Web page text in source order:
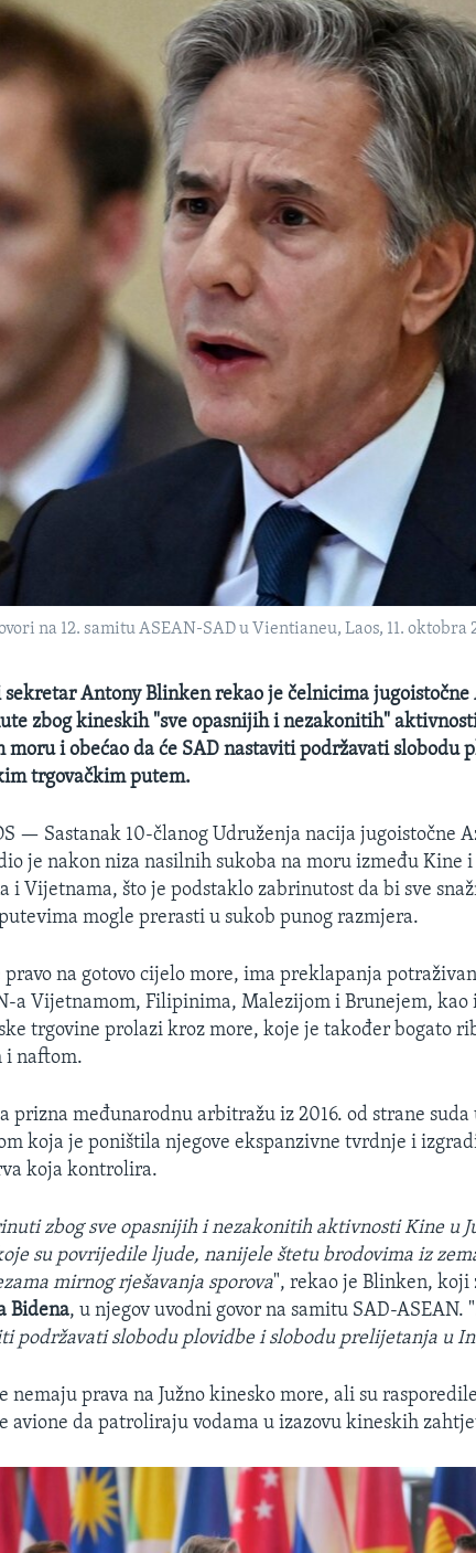
na 12. samitu ASEAN-SAD u Vientianeu, Laos, 11. oktobra
Antony Blinken rekao je čelnicima jugoistočne
zbog kineskih "sve opasnijih i nezakonitih"
moru i obećao da će SAD nastaviti podržavati slobodu
trgovačkim putem.
— Sastanak 10-članog Udruženja nacija jugoistočne
je nakon niza nasilnih sukoba na moru između Kine
i Vijetnama, što je podstaklo zabrinutost da bi sve
mogle prerasti u sukob punog razmjera.
na gotovo cijelo more, ima preklapanja
a Vijetnamom, Filipinima, Malezijom i Brunejem, kao
trgovine prolazi kroz more, koje je također bogato
i naftom.
prizna međunarodnu arbitražu iz 2016. od strane suda
koja je poništila njegove ekspanzivne tvrdnje i
koja kontrolira.
zbog sve opasnijih i nezakonitih aktivnosti Kine u
su povrijedile ljude, nanijele štetu brodovima iz
mirnog rješavanja sporova", rekao je Blinken, koji
Bidena, u njegov uvodni govor na samitu SAD-ASEAN. "
podržavati slobodu plovidbe i slobodu prelijetanja u
nemaju prava na Južno kinesko more, ali su
avione da patroliraju vodama u izazovu kineskih